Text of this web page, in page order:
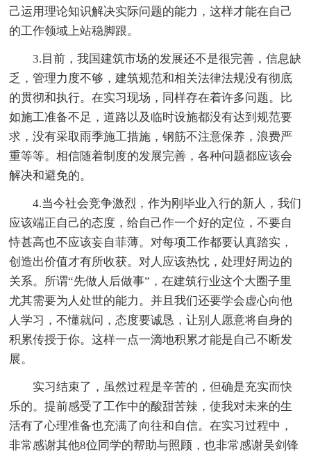
己运用理论知识解决实际问题的能力，这样才能在自己
的工作领域上站稳脚跟。
3.目前，我国建筑市场的发展还不是很完善，信息缺
乏，管理力度不够，建筑规范和相关法律法规没有彻底
的贯彻和执行。在实习现场，同样存在着许多问题。比
如施工准备不足，道路以及临时设施都没有达到规范要
求，没有采取雨季施工措施，钢筋不注意保养，浪费严
重等等。相信随着制度的发展完善，各种问题都应该会
解决和避免的。
4.当今社会竞争激烈，作为刚毕业入行的新人，我们
应该端正自己的态度，给自己作一个好的定位，不要自
恃甚高也不应该妄自菲薄。对每项工作都要认真踏实，
创造出价值才有所收获。对人应该热忱，处理好周边的
关系。所谓“先做人后做事”，在建筑行业这个大圈子里
尤其需要为人处世的能力。并且我们还要学会虚心向他
人学习，不懂就问，态度要诚恳，让别人愿意将自身的
积累传授于你。这样一点一滴地积累才能是自己不断发
展。
实习结束了，虽然过程是辛苦的，但确是充实而快
乐的。提前感受了工作中的酸甜苦辣，使我对未来的生
活有了心理准备也充满了向往和自信。在实习过程中，
非常感谢其他8位同学的帮助与照顾，也非常感谢吴剑锋